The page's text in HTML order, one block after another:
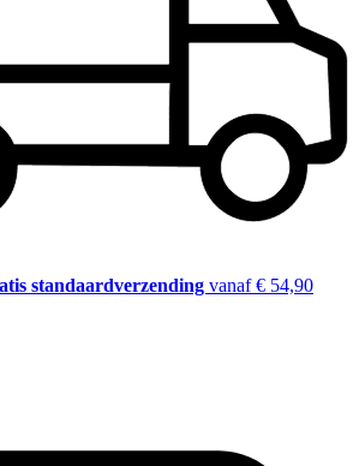
standaardverzending vanaf € 54,90